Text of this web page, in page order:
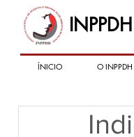
INPPDH
ÍNICIO O INPPDH